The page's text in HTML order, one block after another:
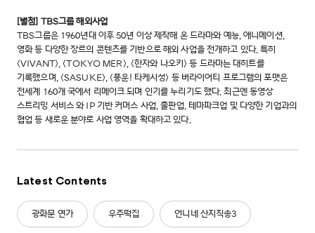
[별첨] TBS그룹 해외사업
TBS그룹은 1960년대 이후 50년 이상 제작해 온 드라마와 예능, 애니메이션,
영화 등 다양한 장르의 콘텐츠를 기반으로 해외 사업을 전개하고 있다. 특히
<VIVANT>, <TOKYO MER>, <한자와 나오키> 등 드라마는 대히트를
기록했으며, <SASUKE>, <풍운! 타케시성> 등 버라이어티 프로그램의 포맷은
전세계 160개 국에서 리메이크 되며 인기를 누리기도 했다. 최근엔 동영상
스트리밍 서비스 와 IP 기반 커머스 사업, 출판업, 테마파크업 및 다양한 기업과의
협업 등 새로운 분야로 사업 영역을 확대하고 있다.
Latest Contents
광화문 연가 우주떡집 언니네 산지직송3